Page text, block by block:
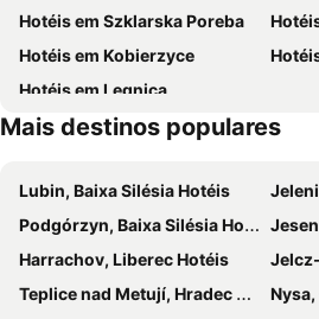
Podkowa
Pasaż Grunwaldzki
Art
Galeria Sky Tower
Ogród Zoologiczny
Hotéis em Szklarska Poreba
Hotéis em Kobierzyce
Hotéis em Legnica
Mais destinos populares
Lubin, Baixa Silésia Hotéis
Podgórzyn, Baixa Silésia Hotéis
Harrachov, Liberec Hotéis
Jelcz-
Teplice nad Metují, Hradec Kralove Hotéis